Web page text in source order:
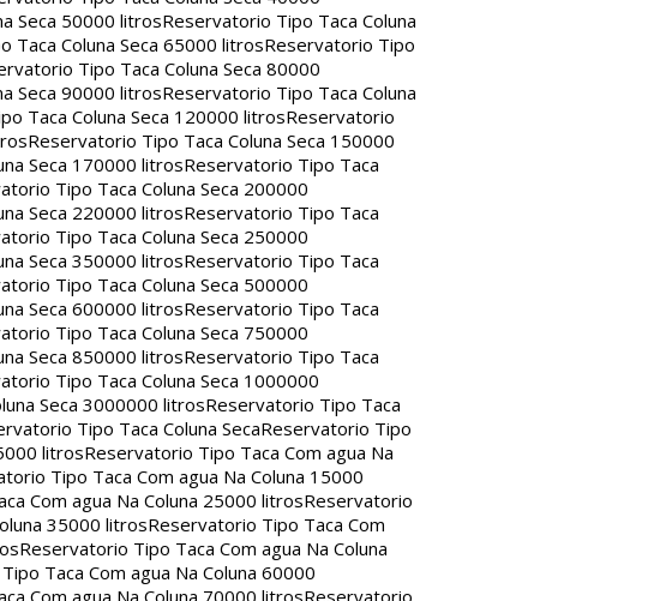
Seca 50000 litrosReservatorio Tipo Taca Coluna
Taca Coluna Seca 65000 litrosReservatorio Tipo
Tipo Taca Coluna Seca 80000
Seca 90000 litrosReservatorio Tipo Taca Coluna
Taca Coluna Seca 120000 litrosReservatorio
Reservatorio Tipo Taca Coluna Seca 150000
Seca 170000 litrosReservatorio Tipo Taca
Tipo Taca Coluna Seca 200000
Seca 220000 litrosReservatorio Tipo Taca
Tipo Taca Coluna Seca 250000
Seca 350000 litrosReservatorio Tipo Taca
Tipo Taca Coluna Seca 500000
Seca 600000 litrosReservatorio Tipo Taca
Tipo Taca Coluna Seca 750000
Seca 850000 litrosReservatorio Tipo Taca
Tipo Taca Coluna Seca 1000000
Seca 3000000 litrosReservatorio Tipo Taca
Tipo Taca Coluna SecaReservatorio Tipo
litrosReservatorio Tipo Taca Com agua Na
Tipo Taca Com agua Na Coluna 15000
Com agua Na Coluna 25000 litrosReservatorio
35000 litrosReservatorio Tipo Taca Com
Reservatorio Tipo Taca Com agua Na Coluna
Taca Com agua Na Coluna 60000
Com agua Na Coluna 70000 litrosReservatorio